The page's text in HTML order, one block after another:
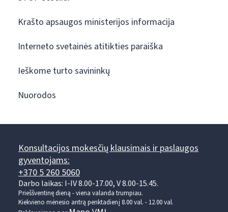
Krašto apsaugos ministerijos informacija
Interneto svetainės atitikties paraiška
Ieškome turto savininkų
Nuorodos
Konsultacijos mokesčių klausimais ir paslaugos
gyventojams:
+370 5 260 5060
Darbo laikas: I-IV 8.00-17.00, V 8.00-15.45.
Prieššventinę dieną - viena valanda trumpiau.
Kiekvieno mėnesio antrą penktadienį 8.00 val. - 12.00 val.